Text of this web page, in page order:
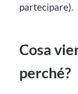
partecipare).
Cosa
perché?